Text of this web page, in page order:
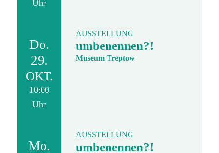
Uhr
Do.
29.
OKT.
10:00
Uhr
AUSSTELLUNG
umbenennen?!
Museum Treptow
Mo.
AUSSTELLUNG
umbenennen?!